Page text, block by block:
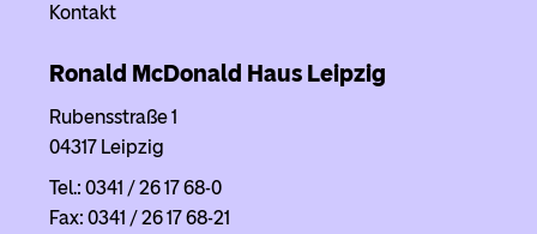
Kontakt
Ronald McDonald Haus Leipzig
Rubensstraße 1
04317 Leipzig
Tel.: 0341 / 26 17 68-0
Fax: 0341 / 26 17 68-21